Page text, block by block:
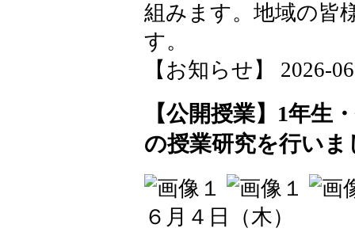
組みます。地域の皆
す。
【お知らせ】 2026-
【公開授業】1年生
の授業研究を行いま
６月４日（木）